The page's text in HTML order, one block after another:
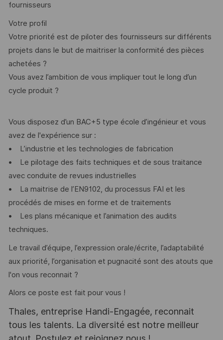
fournisseurs
Votre profil
Votre priorité est de piloter des fournisseurs sur différents
projets dans le but de maitriser la conformité des pièces
achetées ?
Vous avez l’ambition de vous impliquer tout le long d’un
cycle produit ?
Vous disposez d’un BAC+5 type école d’ingénieur et vous
avez de l'expérience sur :
• L’industrie et les technologies de fabrication
• Le pilotage des faits techniques et de sous traitance
avec conduite de revues industrielles
• La maitrise de l’EN9102, du processus FAI et les
procédés de mises en forme et de traitements
• Les plans mécanique et l’animation des audits
techniques.
Le travail d’équipe, l’expression orale/écrite, l’adaptabilité
aux priorité, l’organisation et pugnacité sont des atouts que
l'on vous reconnait ?
Alors ce poste est fait pour vous !
Thales, entreprise Handi-Engagée, reconnait
tous les talents. La diversité est notre meilleur